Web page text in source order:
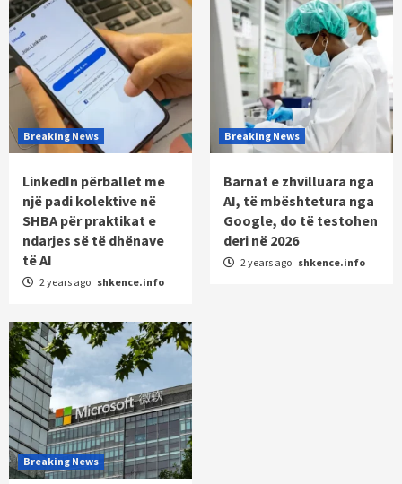
Breaking News
LinkedIn përballet me
një padi kolektive në
SHBA për praktikat e
ndarjes së të dhënave
të AI
2 years ago shkence.info
Breaking News
Barnat e zhvilluara nga
AI, të mbështetura nga
Google, do të testohen
deri në 2026
2 years ago shkence.info
Breaking News